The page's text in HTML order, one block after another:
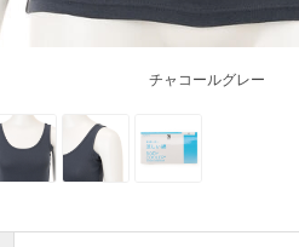
チャコールグレー